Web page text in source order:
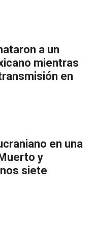
a un
mientras
en
en una
y
siete